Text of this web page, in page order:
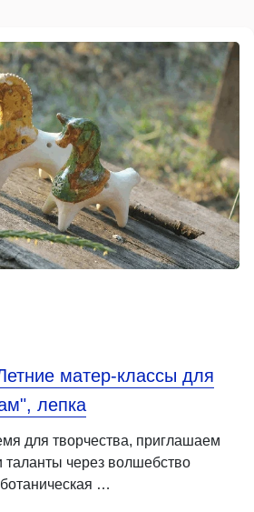
матер-классы для
лепка
для творчества, приглашаем
таланты через волшебство
…